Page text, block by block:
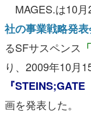
MAGES.は10月
社の事業戦略発
るSFサスペンス
り、2009年10月
『STEINS;GATE
画を発表した。